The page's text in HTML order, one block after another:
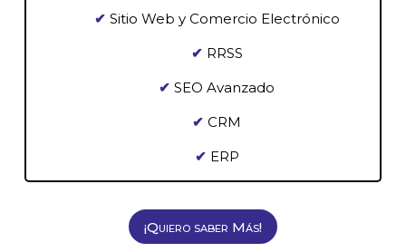
✔ Sitio Web y Comercio Electrónico
✔ RRSS
✔ SEO Avanzado
✔ CRM
✔ ERP
¡Quiero saber Más!